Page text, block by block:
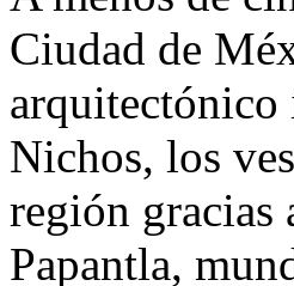
Ciudad de
Nichos, los
región gracias
Papantla,